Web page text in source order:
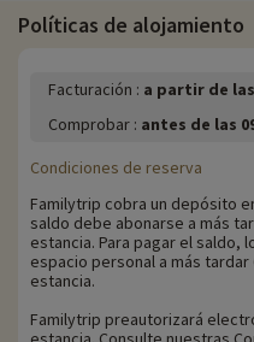
Políticas de alojamiento
Facturación : a partir de las
Comprobar : antes de las
Condiciones de reserva
Familytrip cobra un depósito
saldo debe abonarse a más
estancia. Para pagar el saldo,
espacio personal a más
estancia.
Familytrip preautorizará